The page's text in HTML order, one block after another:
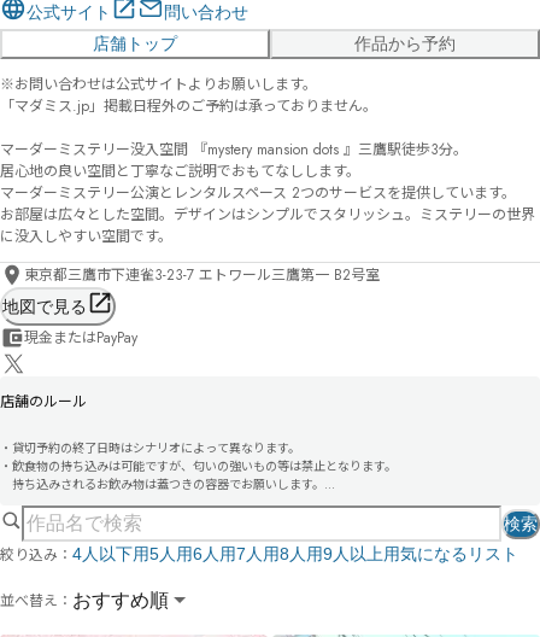
公式サイト
問い合わせ
店舗トップ
作品から予約
※お問い合わせは公式サイトよりお願いします。
「マダミス.jp」掲載日程外のご予約は承っておりません。
マーダーミステリー没入空間 『mystery mansion dots 』三鷹駅徒歩3分。
居心地の良い空間と丁寧なご説明でおもてなしします。
マーダーミステリー公演とレンタルスペース 2つのサービスを提供しています。
お部屋は広々とした空間。デザインはシンプルでスタリッシュ。ミステリーの世界
に没入しやすい空間です。
東京都三鷹市下連雀3-23-7 エトワール三鷹第一 B2号室
地図で見る
現金またはPayPay
店舗のルール
・貸切予約の終了日時はシナリオによって異なります。
・飲食物の持ち込みは可能ですが、匂いの強いもの等は禁止となります。
持ち込みされるお飲み物は蓋つきの容器でお願いします。
・室内は完全禁煙です。
・18歳未満の方はご利用いただけません。
・公演開始15分前より受付開始となります。会場には開始10分前を目安にご来場ください。
・公演開始時間に遅れた場合、他の参加者のご迷惑となりますのでご参加いただけません。
・公演時間は目安となっておりますので、スケジュールが多少前後する場合がございます。
・近隣は他のお店があるため、周囲での私語はお控え下さいますようご協力お願い致します。
検索
絞り込み： 4人以下用5人用6人用7人用8人用9人以上用気になるリスト
並べ替え： おすすめ順